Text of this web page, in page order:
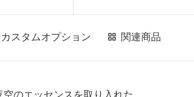
カスタムオプション 関連商品
のエッセンスを取り入れた